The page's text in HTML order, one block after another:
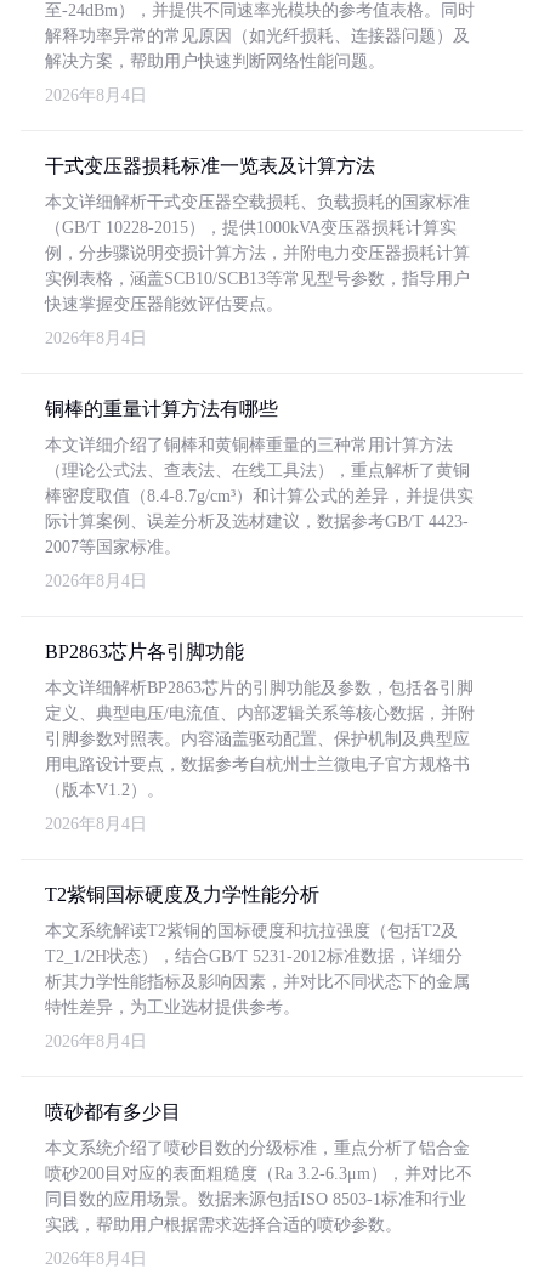
至-24dBm），并提供不同速率光模块的参考值表格。同时
解释功率异常的常见原因（如光纤损耗、连接器问题）及
解决方案，帮助用户快速判断网络性能问题。
2026年8月4日
干式变压器损耗标准一览表及计算方法
本文详细解析干式变压器空载损耗、负载损耗的国家标准
（GB/T 10228-2015），提供1000kVA变压器损耗计算实
例，分步骤说明变损计算方法，并附电力变压器损耗计算
实例表格，涵盖SCB10/SCB13等常见型号参数，指导用户
快速掌握变压器能效评估要点。
2026年8月4日
铜棒的重量计算方法有哪些
本文详细介绍了铜棒和黄铜棒重量的三种常用计算方法
（理论公式法、查表法、在线工具法），重点解析了黄铜
棒密度取值（8.4-8.7g/cm³）和计算公式的差异，并提供实
际计算案例、误差分析及选材建议，数据参考GB/T 4423-
2007等国家标准。
2026年8月4日
BP2863芯片各引脚功能
本文详细解析BP2863芯片的引脚功能及参数，包括各引脚
定义、典型电压/电流值、内部逻辑关系等核心数据，并附
引脚参数对照表。内容涵盖驱动配置、保护机制及典型应
用电路设计要点，数据参考自杭州士兰微电子官方规格书
（版本V1.2）。
2026年8月4日
T2紫铜国标硬度及力学性能分析
本文系统解读T2紫铜的国标硬度和抗拉强度（包括T2及
T2_1/2H状态），结合GB/T 5231-2012标准数据，详细分
析其力学性能指标及影响因素，并对比不同状态下的金属
特性差异，为工业选材提供参考。
2026年8月4日
喷砂都有多少目
本文系统介绍了喷砂目数的分级标准，重点分析了铝合金
喷砂200目对应的表面粗糙度（Ra 3.2-6.3μm），并对比不
同目数的应用场景。数据来源包括ISO 8503-1标准和行业
实践，帮助用户根据需求选择合适的喷砂参数。
2026年8月4日